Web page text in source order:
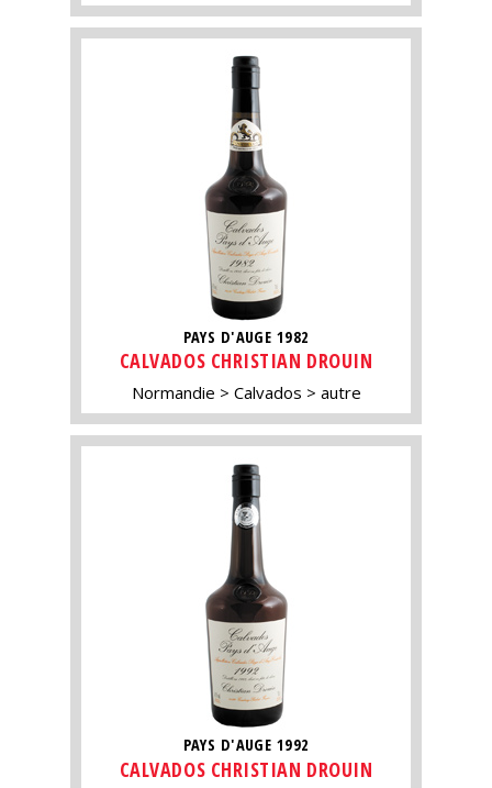
PAYS D'AUGE 1982
CALVADOS CHRISTIAN DROUIN
Normandie Calvados autre
PAYS D'AUGE 1992
CALVADOS CHRISTIAN DROUIN